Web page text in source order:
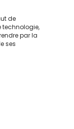
de
par la
ses